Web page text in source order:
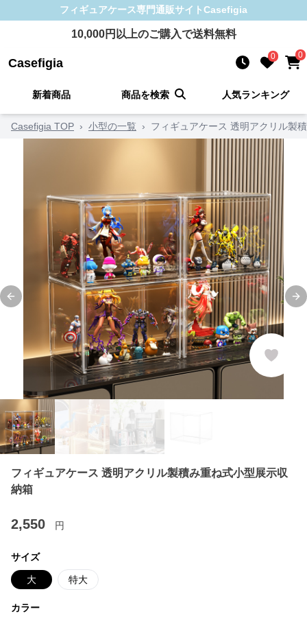
フィギュアケース専門通販サイトCasefigia
10,000円以上のご購入で送料無料
Casefigia 0 0
新着商品 商品を検索 人気ランキング
Casefigia TOP › 小型の一覧 › フィギュアケース 透明アクリル製
Previous slide
フィギュアケース 透明アクリル製積み重ね式小型展示収
納箱
2,550 円
サイズ
大 特大
カラー